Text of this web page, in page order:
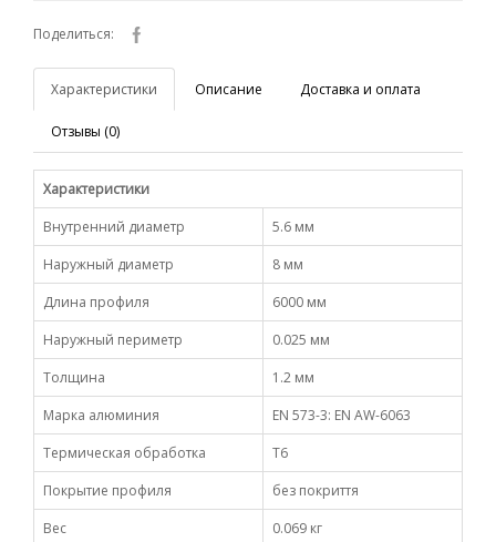
Поделиться:
Характеристики Описание Доставка и оплата
Отзывы (0)
Характеристики
Внутренний диаметр
5.6 мм
Наружный диаметр
8 мм
Длина профиля
6000 мм
Наружный периметр
0.025 мм
Толщина
1.2 мм
Марка алюминия
EN 573-3: EN AW-6063
Термическая обработка
Т6
Покрытие профиля
без покриття
Вес
0.069 кг